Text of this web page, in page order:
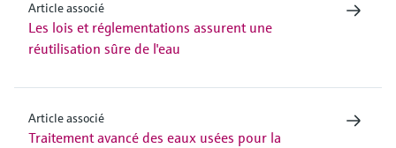
Article associé
Les lois et réglementations assurent une
réutilisation sûre de l'eau
Article associé
Traitement avancé des eaux usées pour la